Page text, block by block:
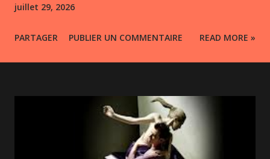
juillet 29, 2026
PARTAGER PUBLIER UN COMMENTAIRE READ MORE »